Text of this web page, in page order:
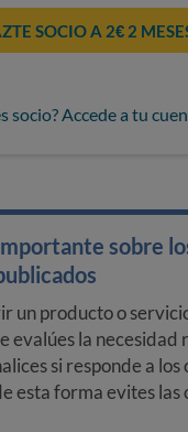
SOCIO A 2€ 2
socio? Accede a tu
sobre
un producto o
evalúes la necesidad
si responde a
esta forma evites las